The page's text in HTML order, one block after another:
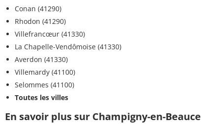
Conan (41290)
Rhodon (41290)
Villefrancœur (41330)
La Chapelle-Vendômoise (41330)
Averdon (41330)
Villemardy (41100)
Selommes (41100)
Toutes les villes
En savoir plus sur Champigny-en-Beauce